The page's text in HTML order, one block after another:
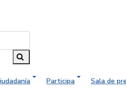
Participa Sala de